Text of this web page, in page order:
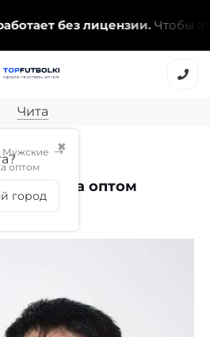
без лицензии.Чтобы эта
Чита
✖
город
Мужские
оптом
футболка оптом